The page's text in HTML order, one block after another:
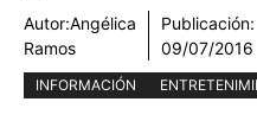
Autor:Angélica
Ramos
Publicación:
09/07/2016
INFORMACIÓN